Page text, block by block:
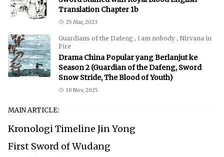
Translation Chapter 1b
25 Mar, 2023
Guardians of the Dafeng , i am nobody , Nirvana in
Fire
Drama China Popular yang Berlanjut ke
Season 2 (Guardian of the Dafeng, Sword
Snow Stride, The Blood of Youth)
10 Nov, 2025
MAIN ARTICLE:
Kronologi Timeline Jin Yong
First Sword of Wudang